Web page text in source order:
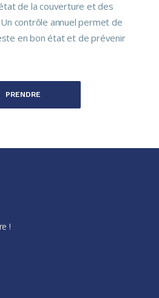
de la couverture et des
contrôle annuel permet de
en bon état et de prévenir
PRENDRE
!